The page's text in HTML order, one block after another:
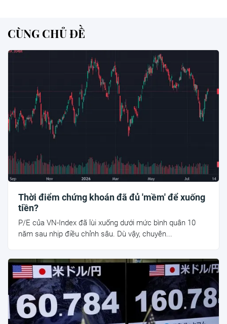
CÙNG CHỦ ĐỀ
Thời điểm chứng khoán đã đủ 'mềm' để xuống
tiền?
P/E của VN-Index đã lùi xuống dưới mức bình quân 10
năm sau nhịp điều chỉnh sâu. Dù vậy, chuyên...